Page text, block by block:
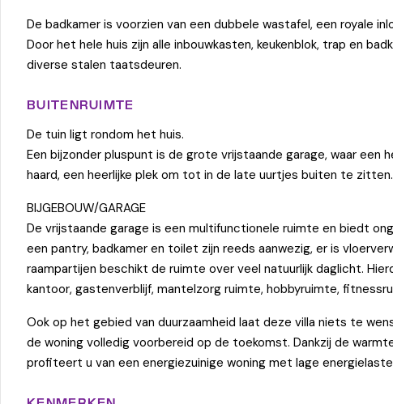
De badkamer is voorzien van een dubbele wastafel, een royale
Door het hele huis zijn alle inbouwkasten, keukenblok, trap en
diverse stalen taatsdeuren.
BUITENRUIMTE
De tuin ligt rondom het huis.
Een bijzonder pluspunt is de grote vrijstaande garage, waar een
haard, een heerlijke plek om tot in de late uurtjes buiten te
BIJGEBOUW/GARAGE
De vrijstaande garage is een multifunctionele ruimte en biedt
een pantry, badkamer en toilet zijn reeds aanwezig, er is
raampartijen beschikt de ruimte over veel natuurlijk daglicht.
kantoor, gastenverblijf, mantelzorg ruimte, hobbyruimte,
Ook op het gebied van duurzaamheid laat deze villa niets te
de woning volledig voorbereid op de toekomst. Dankzij de
profiteert u van een energiezuinige woning met lage